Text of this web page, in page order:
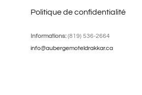
Politique de confidentialité
Informations:(819) 536-2664
info@aubergemoteldrakkar.ca